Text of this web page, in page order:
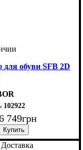
обуви SFB 2D
102922
749грн